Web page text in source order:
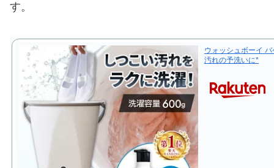
す。
ウォッシュボーイ
汚れの予洗いに*